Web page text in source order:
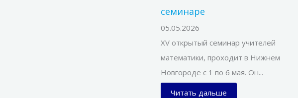
семинаре
05.05.2026
XV открытый семинар учителей
математики, проходит в Нижнем
Новгороде с 1 по 6 мая. Он...
Читать дальше